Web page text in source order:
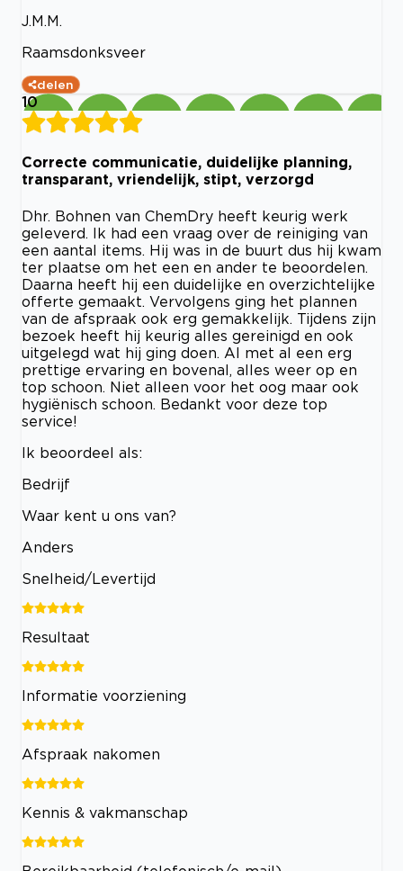
J.M.M.
Raamsdonksveer
delen
10
Correcte communicatie, duidelijke planning,
transparant, vriendelijk, stipt, verzorgd
Dhr. Bohnen van ChemDry heeft keurig werk
geleverd. Ik had een vraag over de reiniging van
een aantal items. Hij was in de buurt dus hij kwam
ter plaatse om het een en ander te beoordelen.
Daarna heeft hij een duidelijke en overzichtelijke
offerte gemaakt. Vervolgens ging het plannen
van de afspraak ook erg gemakkelijk. Tijdens zijn
bezoek heeft hij keurig alles gereinigd en ook
uitgelegd wat hij ging doen. Al met al een erg
prettige ervaring en bovenal, alles weer op en
top schoon. Niet alleen voor het oog maar ook
hygiënisch schoon. Bedankt voor deze top
service!
Ik beoordeel als:
Bedrijf
Waar kent u ons van?
Anders
Snelheid/Levertijd
Resultaat
Informatie voorziening
Afspraak nakomen
Kennis & vakmanschap